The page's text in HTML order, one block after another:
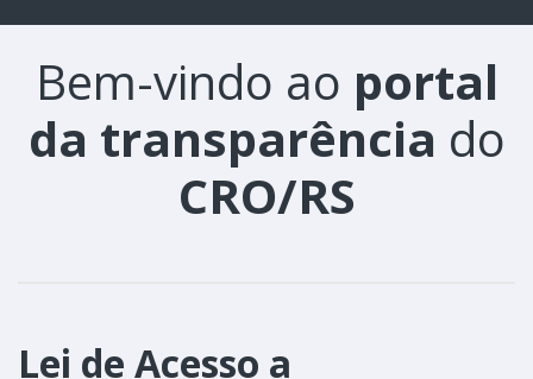
Bem-vindo ao portal
da transparência do
CRO/RS
Lei de Acesso a